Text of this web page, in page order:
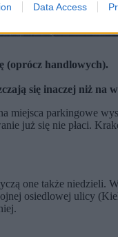
Data Access
(oprócz handlowych).
się inaczej niż na
parkingowe
już się nie płaci.
one także niedzieli.
osiedlowej ulicy